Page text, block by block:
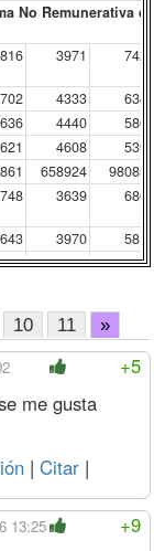
No Remunerativa
816 3971
702 4333
636 4440
621 4608
658924
748 3639
643 3970
583 4069
603810
733 3568
631 3892
572 3989
No Remunerativa
10 11 »
+5
me gusta
| Citar |
+9
13:25